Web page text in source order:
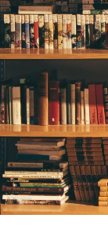
CONTATO